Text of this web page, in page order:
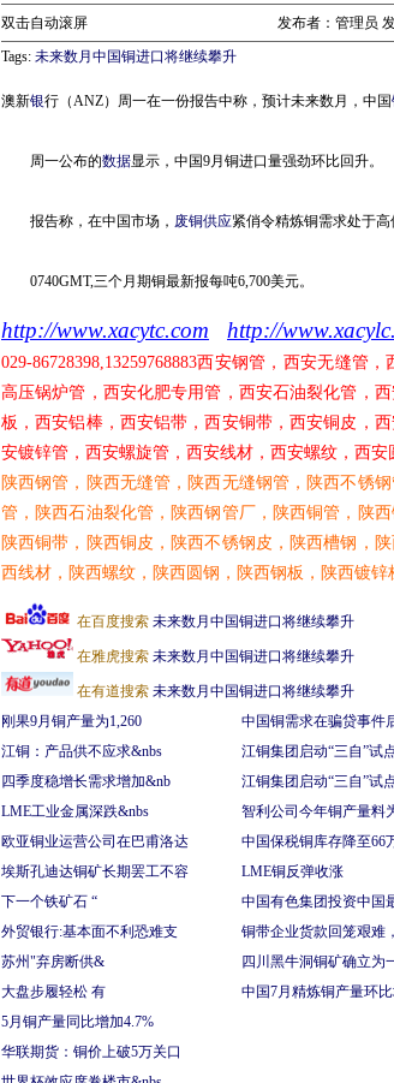
双击自动滚屏
发布者：管理员
Tags: 未来数月中国铜进口将继续攀升
澳新银行（ANZ）周一在一份报告中称，预计未来数月，中国
周一公布的数据显示，中国9月铜进口量强劲环比回升。
报告称，在中国市场， 废铜供应紧俏令精炼铜需求处于高
0740GMT,三个月期铜最新报每吨6,700美元。
http://www.xacytc.com http://
029-86728398,13259768883西安钢管，西安无缝管，
高压锅炉管，西安化肥专用管，西安石油裂化管，
板，西安铝棒，西安铝带，西安铜带，西安铜皮，
安镀锌管，西安螺旋管，西安线材，西安螺纹，西
陕西钢管，陕西无缝管，陕西无缝钢管，陕西不锈
管，陕西石油裂化管，陕西钢管厂，陕西铜管，陕
陕西铜带，陕西铜皮，陕西不锈钢皮，陕西槽钢，
西线材，陕西螺纹，陕西圆钢，陕西钢板，陕西镀
在百度搜索 未来数月中国铜进口将继续攀升
在雅虎搜索 未来数月中国铜进口将继续攀升
在有道搜索 未来数月中国铜进口将继续攀升
刚果9月铜产量为1,260
江铜：产品供不应求&nbs
四季度稳增长需求增加&nb
LME工业金属深跌&nbs
欧亚铜业运营公司在巴甫洛达
埃斯孔迪达铜矿长期罢工不容
下一个铁矿石 “
外贸银行:基本面不利恐难支
苏州"弃房断供&
大盘步履轻松 有
中国铜需求在骗贷事件
江铜集团启动“三自”试
江铜集团启动“三自”试
智利公司今年铜产量料
中国保税铜库存降至66
LME铜反弹收涨
中国有色集团投资中国
铜带企业货款回笼艰难
四川黑牛洞铜矿确立为
中国7月精炼铜产量环
5月铜产量同比增加4.7%
华联期货：铜价上破5万关口